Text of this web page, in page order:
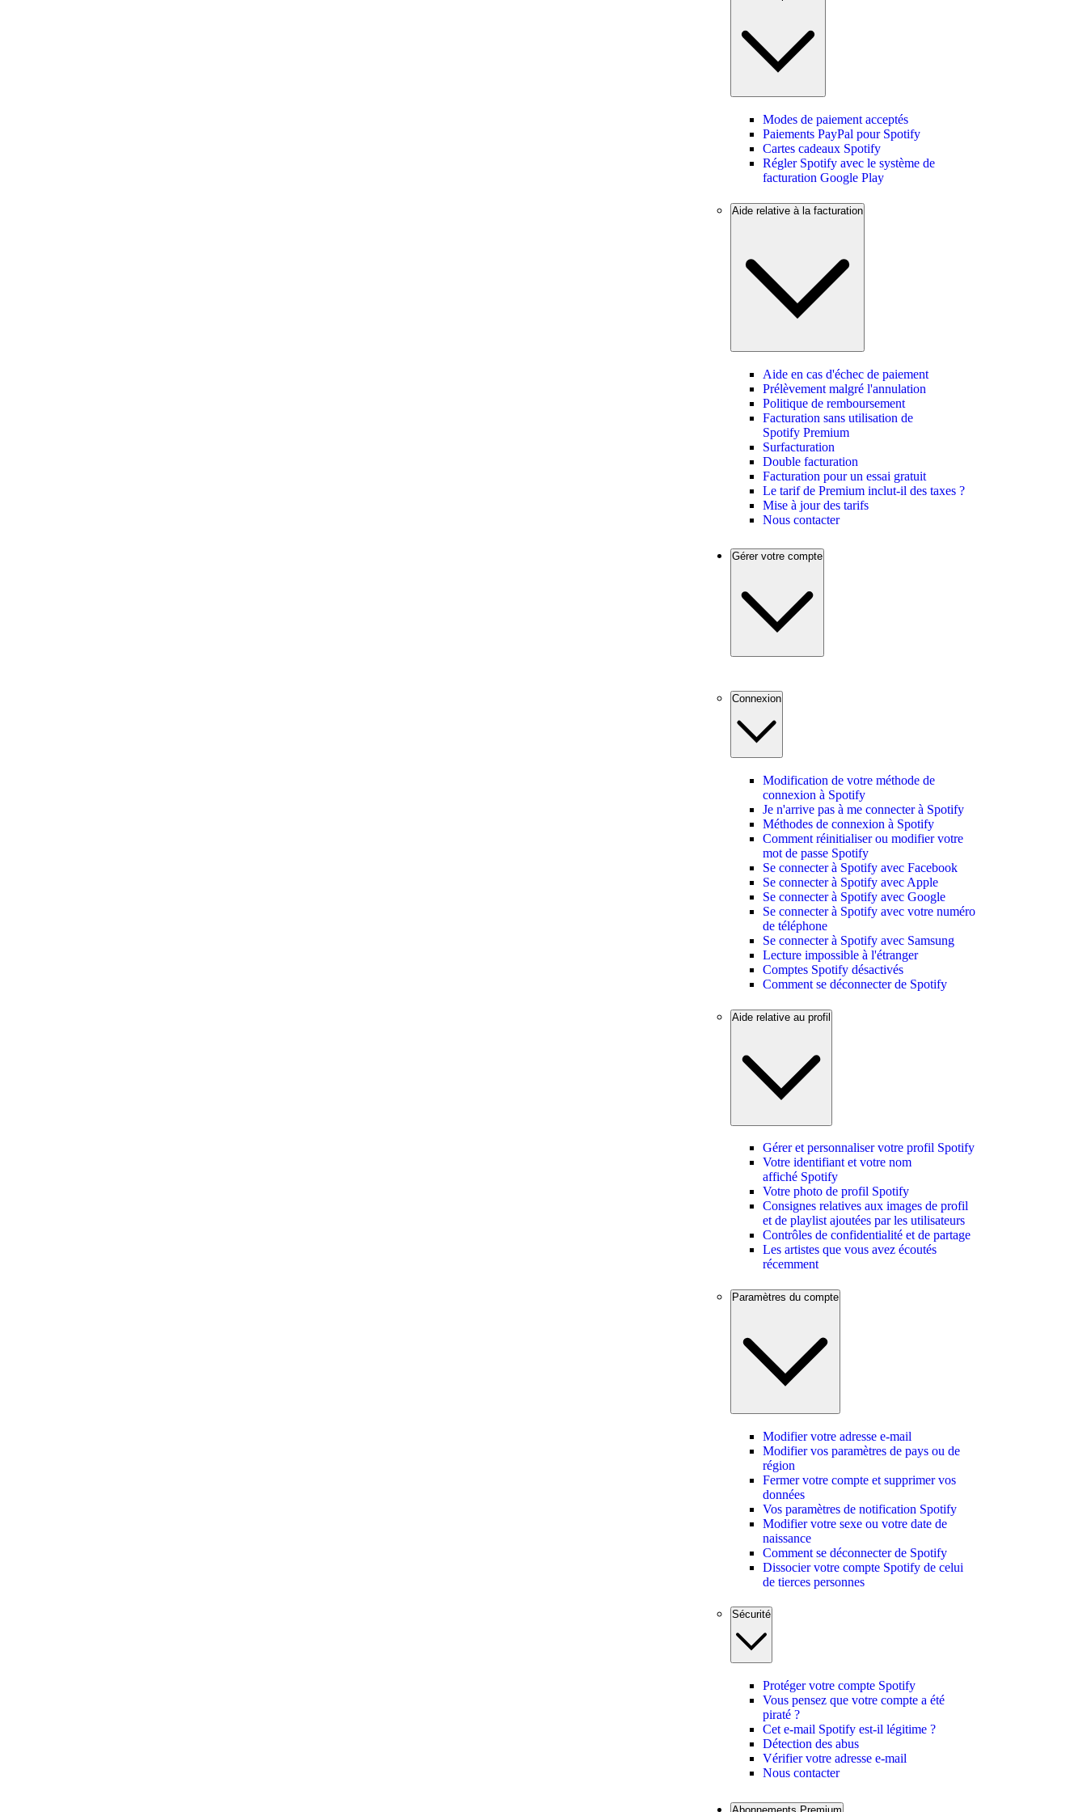
Modes de paiement acceptés
Paiements PayPal pour Spotify
Cartes cadeaux Spotify
Régler Spotify avec le système de
facturation Google Play
Aide relative à la facturation
Aide en cas d'échec de paiement
Prélèvement malgré l'annulation
Politique de remboursement
Facturation sans utilisation de
Spotify Premium
Surfacturation
Double facturation
Facturation pour un essai gratuit
Le tarif de Premium inclut-il des taxes ?
Mise à jour des tarifs
Nous contacter
Gérer votre compte
Connexion
Modification de votre méthode de
connexion à Spotify
Je n'arrive pas à me connecter à Spotify
Méthodes de connexion à Spotify
Comment réinitialiser ou modifier votre
mot de passe Spotify
Se connecter à Spotify avec Facebook
Se connecter à Spotify avec Apple
Se connecter à Spotify avec Google
Se connecter à Spotify avec votre numéro
de téléphone
Se connecter à Spotify avec Samsung
Lecture impossible à l'étranger
Comptes Spotify désactivés
Comment se déconnecter de Spotify
Aide relative au profil
Gérer et personnaliser votre profil Spotify
Votre identifiant et votre nom
affiché Spotify
Votre photo de profil Spotify
Consignes relatives aux images de profil
et de playlist ajoutées par les utilisateurs
Contrôles de confidentialité et de partage
Les artistes que vous avez écoutés
récemment
Paramètres du compte
Modifier votre adresse e-mail
Modifier vos paramètres de pays ou de
région
Fermer votre compte et supprimer vos
données
Vos paramètres de notification Spotify
Modifier votre sexe ou votre date de
naissance
Comment se déconnecter de Spotify
Dissocier votre compte Spotify de celui
de tierces personnes
Sécurité
Protéger votre compte Spotify
Vous pensez que votre compte a été
piraté ?
Cet e-mail Spotify est-il légitime ?
Détection des abus
Vérifier votre adresse e-mail
Nous contacter